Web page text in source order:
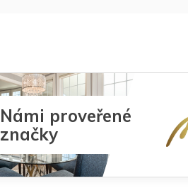
Námi proveřené
značky